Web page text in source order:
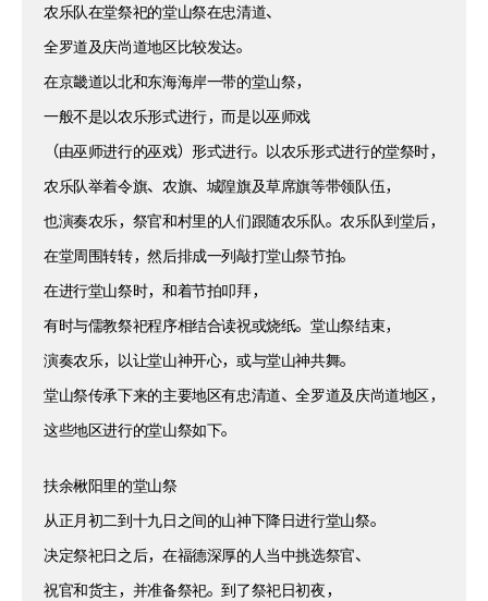
农乐队在堂祭祀的堂山祭在忠清道、
全罗道及庆尚道地区比较发达。
在京畿道以北和东海海岸一带的堂山祭，
一般不是以农乐形式进行，而是以巫师戏
（由巫师进行的巫戏）形式进行。以农乐形式进行的堂祭时，
农乐队举着令旗、农旗、城隍旗及草席旗等带领队伍，
也演奏农乐，祭官和村里的人们跟随农乐队。农乐队到堂后，
在堂周围转转，然后排成一列敲打堂山祭节拍。
在进行堂山祭时，和着节拍叩拜，
有时与儒教祭祀程序相结合读祝或烧纸。堂山祭结束，
演奏农乐，以让堂山神开心，或与堂山神共舞。
堂山祭传承下来的主要地区有忠清道、全罗道及庆尚道地区，
这些地区进行的堂山祭如下。
扶余楸阳里的堂山祭
从正月初二到十九日之间的山神下降日进行堂山祭。
决定祭祀日之后，在福德深厚的人当中挑选祭官、
祝官和货主，并准备祭祀。到了祭祀日初夜，